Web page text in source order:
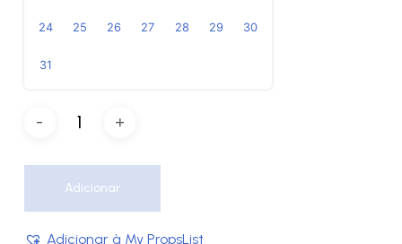
24 25 26 27 28 29 30
31
Adicionar
Adicionar à My PropsList